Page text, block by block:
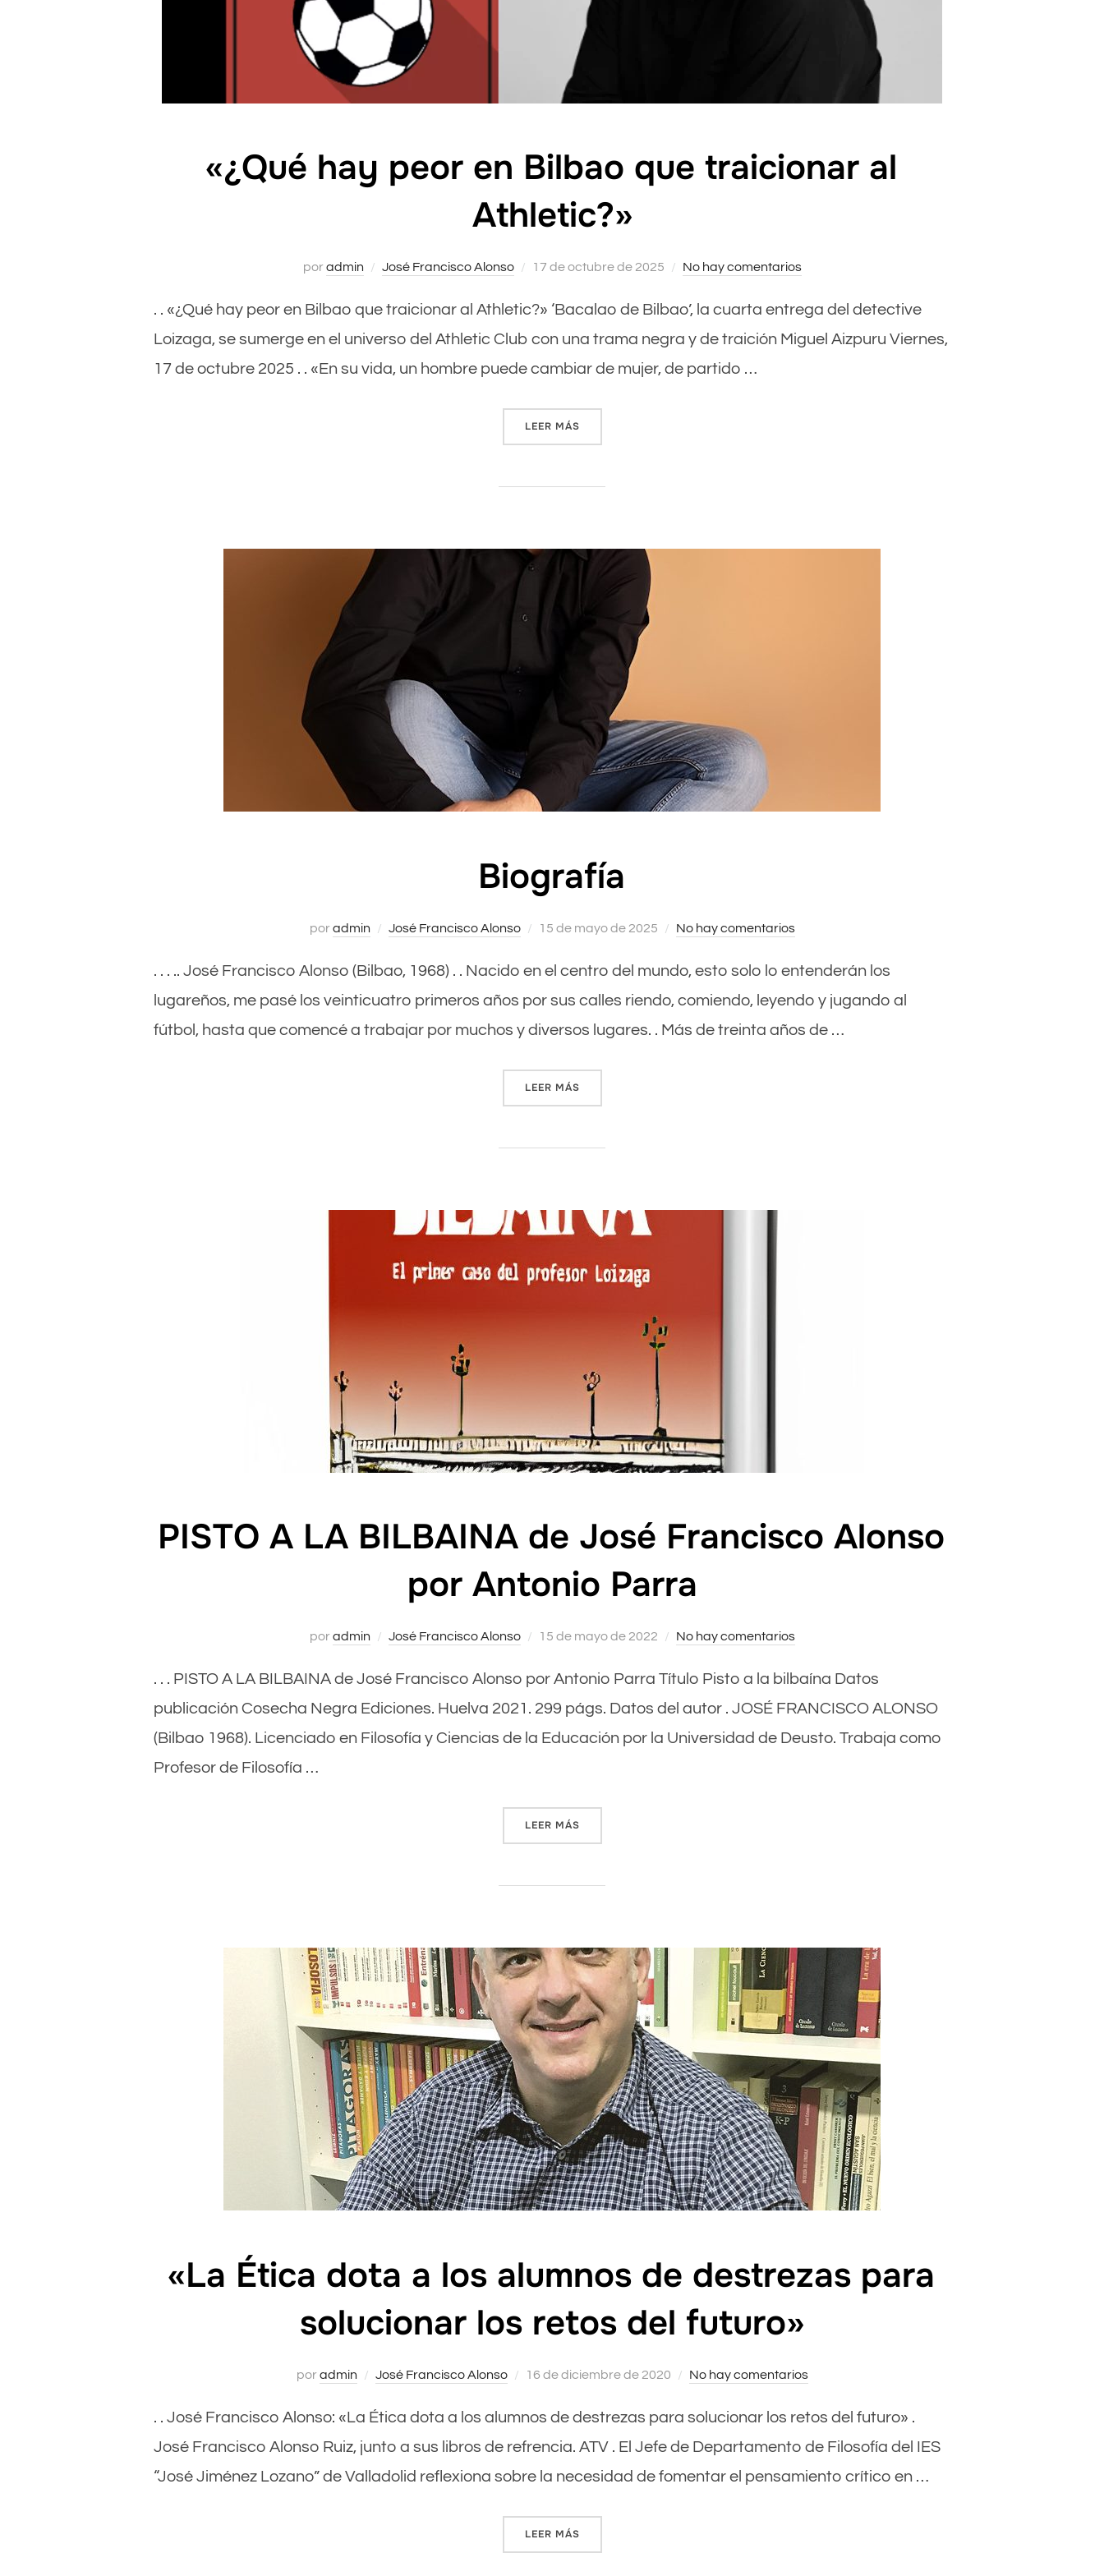
«¿Qué hay peor en Bilbao que traicionar al
Athletic?»
poradmin José Francisco Alonso
Publicado
17 de octubre de 2025 No hay comentarios
. . «¿Qué hay peor en Bilbao que traicionar al Athletic?» ‘Bacalao de Bilbao’, la cuarta entrega del detective
Loizaga, se sumerge en el universo del Athletic Club con una trama negra y de traición Miguel Aizpuru Viernes,
17 de octubre 2025 . . «En su vida, un hombre puede cambiar de mujer, de partido …
LEER MÁS
Biografía
poradmin José Francisco Alonso
Publicado
15 de mayo de 2025 No hay comentarios
. . . .. José Francisco Alonso (Bilbao, 1968) . . Nacido en el centro del mundo, esto solo lo entenderán los
lugareños, me pasé los veinticuatro primeros años por sus calles riendo, comiendo, leyendo y jugando al
fútbol, hasta que comencé a trabajar por muchos y diversos lugares. . Más de treinta años de …
LEER MÁS
PISTO A LA BILBAINA de José Francisco Alonso
por Antonio Parra
poradmin José Francisco Alonso
Publicado
15 de mayo de 2022 No hay comentarios
. . . PISTO A LA BILBAINA de José Francisco Alonso por Antonio Parra Título Pisto a la bilbaína Datos
publicación Cosecha Negra Ediciones. Huelva 2021. 299 págs. Datos del autor . JOSÉ FRANCISCO ALONSO
(Bilbao 1968). Licenciado en Filosofía y Ciencias de la Educación por la Universidad de Deusto. Trabaja como
Profesor de Filosofía …
LEER MÁS
«La Ética dota a los alumnos de destrezas para
solucionar los retos del futuro»
poradmin José Francisco Alonso
Publicado
16 de diciembre de 2020 No hay comentarios
. . José Francisco Alonso: «La Ética dota a los alumnos de destrezas para solucionar los retos del futuro» .
José Francisco Alonso Ruiz, junto a sus libros de refrencia. ATV . El Jefe de Departamento de Filosofía del IES
“José Jiménez Lozano” de Valladolid reflexiona sobre la necesidad de fomentar el pensamiento crítico en …
LEER MÁS